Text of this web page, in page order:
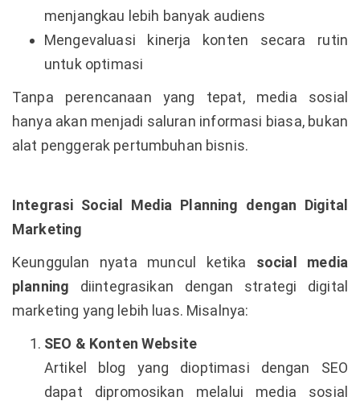
menjangkau lebih banyak audiens
Mengevaluasi kinerja konten secara rutin
untuk optimasi
Tanpa perencanaan yang tepat, media sosial
hanya akan menjadi saluran informasi biasa, bukan
alat penggerak pertumbuhan bisnis.
Integrasi Social Media Planning dengan Digital
Marketing
Keunggulan nyata muncul ketika social media
planning diintegrasikan dengan strategi digital
marketing yang lebih luas. Misalnya:
SEO & Konten Website
Artikel blog yang dioptimasi dengan SEO
dapat dipromosikan melalui media sosial